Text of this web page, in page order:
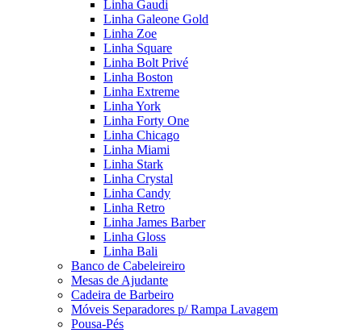
Linha Gaudi
Linha Galeone Gold
Linha Zoe
Linha Square
Linha Bolt Privé
Linha Boston
Linha Extreme
Linha York
Linha Forty One
Linha Chicago
Linha Miami
Linha Stark
Linha Crystal
Linha Candy
Linha Retro
Linha James Barber
Linha Gloss
Linha Bali
Banco de Cabeleireiro
Mesas de Ajudante
Cadeira de Barbeiro
Móveis Separadores p/ Rampa Lavagem
Pousa-Pés